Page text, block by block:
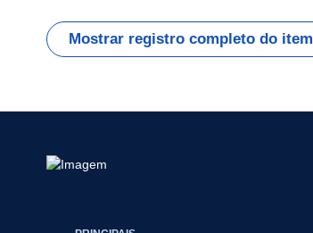
Mostrar registro completo do item